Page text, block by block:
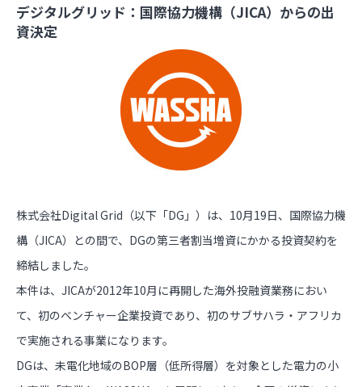
デジタルグリッド：国際協力機構（JICA）からの出
資決定
株式会社Digital Grid（以下「DG」）は、10月19日、国際協力機
構（JICA）との間で、DGの第三者割当増資にかかる投資契約を
締結しました。
本件は、JICAが2012年10月に再開した海外投融資業務におい
て、初のベンチャー企業投資であり、初のサブサハラ・アフリカ
で実施される事業になります。
DGは、未電化地域のBOP層（低所得層）を対象とした電力の小